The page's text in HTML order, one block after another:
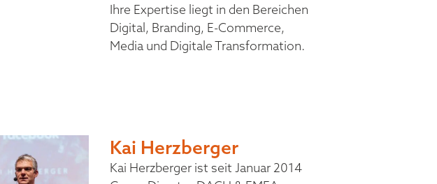
Ihre Expertise liegt in den Bereichen
Digital, Branding, E-Commerce,
Media und Digitale Transformation.
Kai Herzberger
Kai Herzberger ist seit Januar 2014